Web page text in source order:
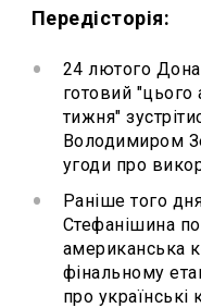
Передісторія:
24 лютого
готовий "цього
тижня"
Володимиром
угоди про
Раніше того
Стефанішина
американська
фінальному
про українські